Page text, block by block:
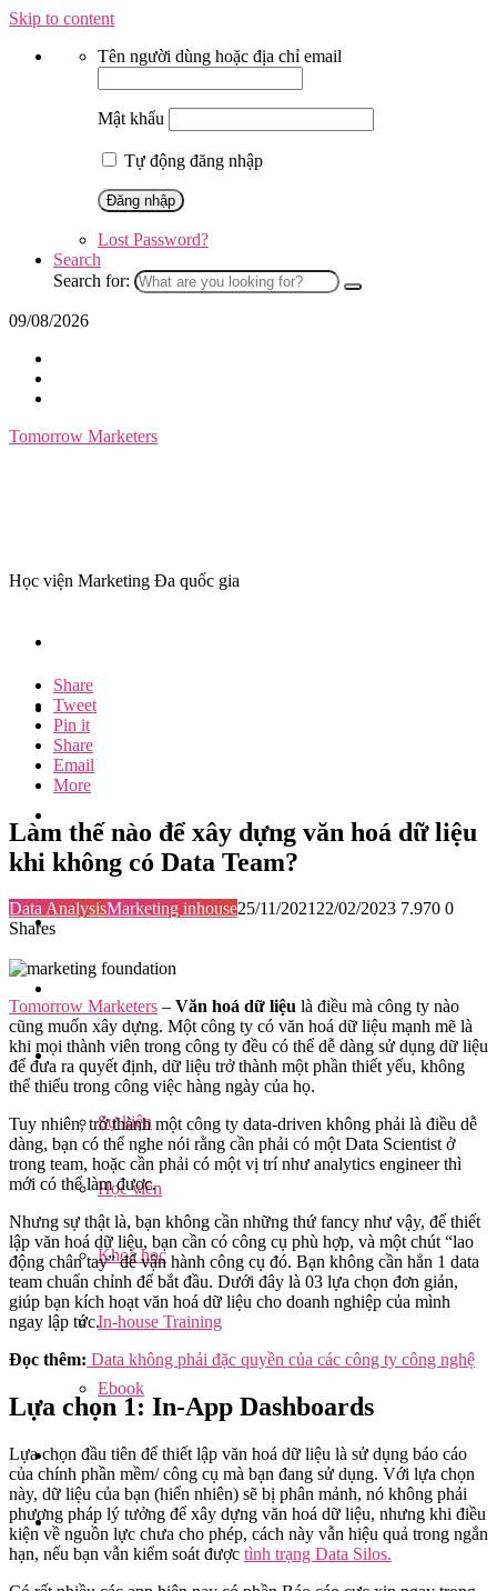
Skip to content
Tên người dùng hoặc địa chỉ email
Mật khẩu
Tự động đăng nhập
Lost Password?
Search
Search for:
09/08/2026
Tomorrow Marketers
Học viện Marketing Đa quốc gia
Sự kiện
Học viên
Khoá học
In-house Training
Ebook
Share
Tweet
Pin it
Share
Email
More
Làm thế nào để xây dựng văn hoá dữ liệu
khi không có Data Team?
Data AnalysisMarketing inhouse25/11/202122/02/2023 7.970 0
Shares
Tomorrow Marketers – Văn hoá dữ liệu là điều mà công ty nào
cũng muốn xây dựng. Một công ty có văn hoá dữ liệu mạnh mẽ là
khi mọi thành viên trong công ty đều có thể dễ dàng sử dụng dữ liệu
để đưa ra quyết định, dữ liệu trở thành một phần thiết yếu, không
thể thiếu trong công việc hàng ngày của họ.
Tuy nhiên, trở thành một công ty data-driven không phải là điều dễ
dàng, bạn có thể nghe nói rằng cần phải có một Data Scientist ở
trong team, hoặc cần phải có một vị trí như analytics engineer thì
mới có thể làm được.
Nhưng sự thật là, bạn không cần những thứ fancy như vậy, để thiết
lập văn hoá dữ liệu, bạn cần có công cụ phù hợp, và một chút “lao
động chân tay” để vận hành công cụ đó. Bạn không cần hẳn 1 data
team chuẩn chỉnh để bắt đầu. Dưới đây là 03 lựa chọn đơn giản,
giúp bạn kích hoạt văn hoá dữ liệu cho doanh nghiệp của mình
ngay lập tức.
Đọc thêm: Data không phải đặc quyền của các công ty công nghệ
Lựa chọn 1: In-App Dashboards
Lựa chọn đầu tiên để thiết lập văn hoá dữ liệu là sử dụng báo cáo
của chính phần mềm/ công cụ mà bạn đang sử dụng. Với lựa chọn
này, dữ liệu của bạn (hiển nhiên) sẽ bị phân mảnh, nó không phải
phương pháp lý tưởng để xây dựng văn hoá dữ liệu, nhưng khi điều
kiện về nguồn lực chưa cho phép, cách này vẫn hiệu quả trong ngắn
hạn, nếu bạn vẫn kiểm soát được tình trạng Data Silos.